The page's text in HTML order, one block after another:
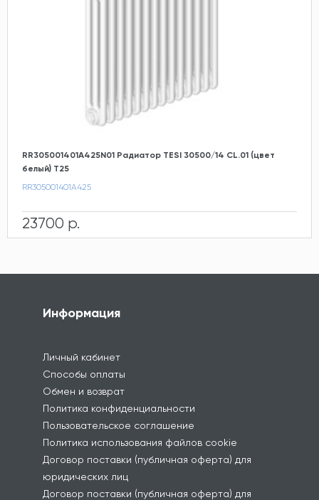
RR305001401A425N01 Радиатор TESI 30500/14 CL.01 (цвет
белый) T25
RR305001401A425
23700 р.
Информация
Личный кабинет
Способы оплаты
Обмен и возврат
Политика конфиденциальности
Пользовательское соглашение
Политика использования файлов cookie
Договор поставки (публичная оферта) для
юридических лиц
Договор поставки (публичная оферта) для